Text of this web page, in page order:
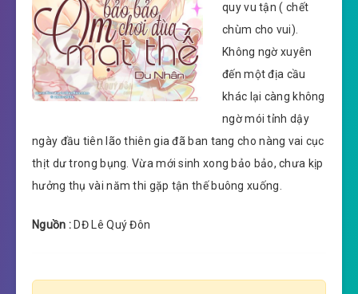
quy vu tận ( chết
chùm cho vui).
Không ngờ xuyên
đến một địa cầu
khác lại càng không
ngờ mói tỉnh dậy
ngày đầu tiên lão thiên gia đã ban tang cho nàng vai cục
thịt dư trong bụng. Vừa mới sinh xong bảo bảo, chưa kịp
hưởng thụ vài năm thi gặp tận thế buông xuống.
Nguồn : DĐ Lê Quý Đôn